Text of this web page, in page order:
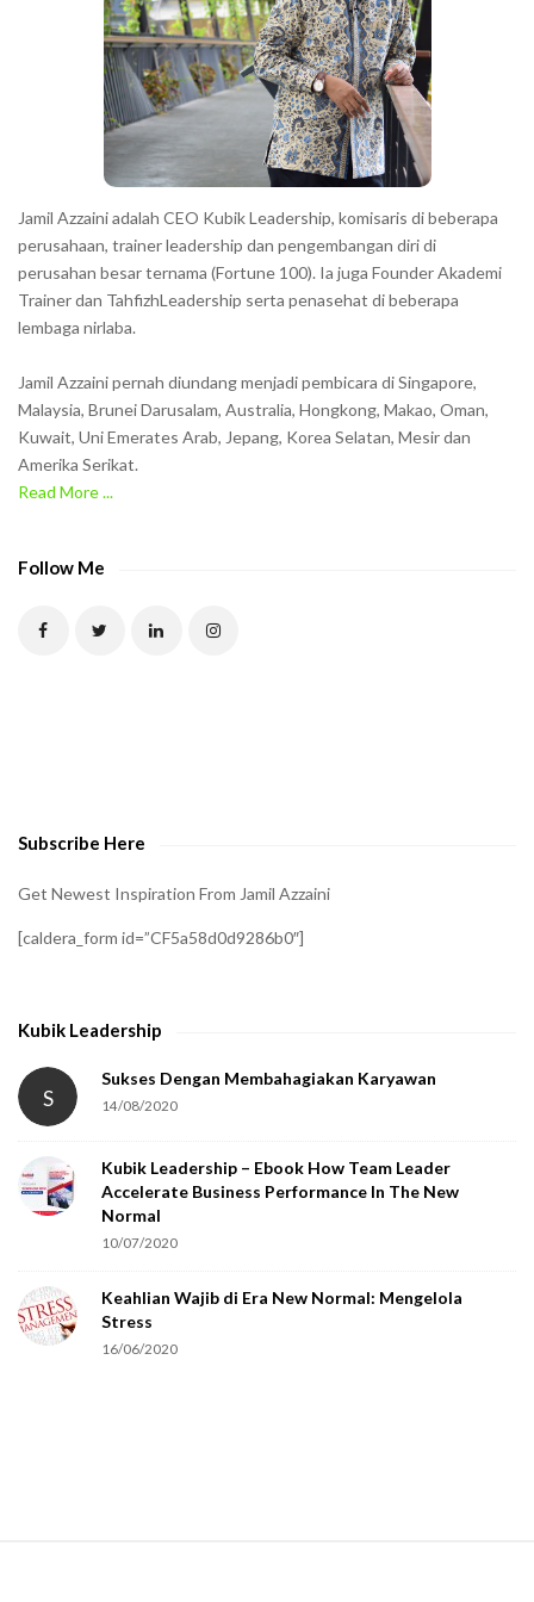
Jamil Azzaini adalah CEO Kubik Leadership, komisaris di beberapa
perusahaan, trainer leadership dan pengembangan diri di
perusahan besar ternama (Fortune 100). Ia juga Founder Akademi
Trainer dan TahfizhLeadership serta penasehat di beberapa
lembaga nirlaba.
Jamil Azzaini pernah diundang menjadi pembicara di Singapore,
Malaysia, Brunei Darusalam, Australia, Hongkong, Makao, Oman,
Kuwait, Uni Emerates Arab, Jepang, Korea Selatan, Mesir dan
Amerika Serikat.
Read More ...
Follow Me
Subscribe Here
Get Newest Inspiration From Jamil Azzaini
[caldera_form id=”CF5a58d0d9286b0″]
Kubik Leadership
S
Sukses Dengan Membahagiakan Karyawan
14/08/2020
Kubik Leadership – Ebook How Team Leader
Accelerate Business Performance In The New
Normal
10/07/2020
Keahlian Wajib di Era New Normal: Mengelola
Stress
16/06/2020